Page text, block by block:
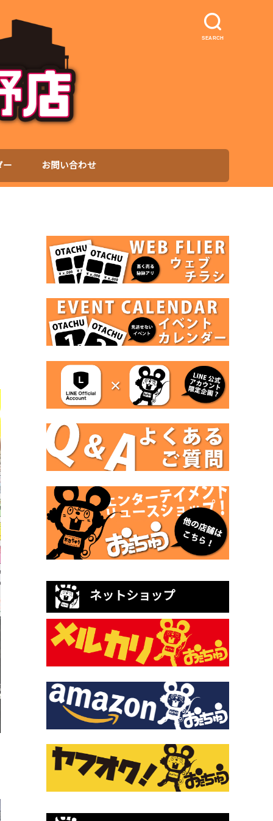
SEARCH
ー お問い合わせ
ネットショップ